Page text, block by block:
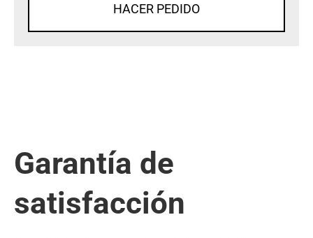
HACER PEDIDO
Garantía de
satisfacción